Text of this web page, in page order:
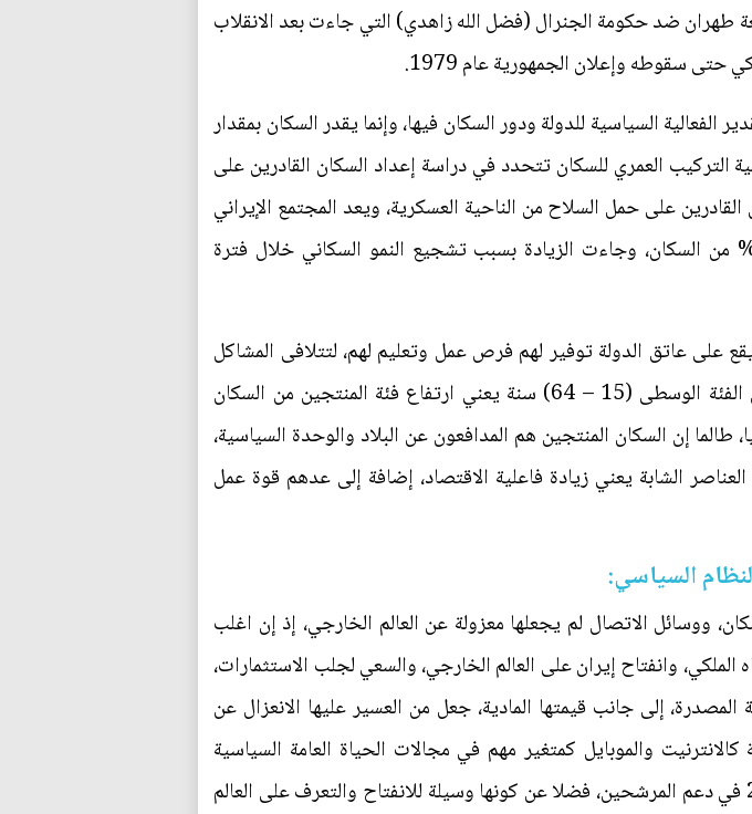
1953، عندما تظاهر طلاب جامعة طهران ضد حكومة الجنرال (فضل الله زاهدي) التي جاءت بعد الانقلاب
سقوطه وإعلان الجمهورية عام 1979.
السياسية للدولة ودور السكان فيها، وإنما يقدر السكان بمقدار
التركيب العمري للسكان تتحدد في دراسة إعداد السكان القادرين على
على حمل السلاح من الناحية العسكرية، ويعد المجتمع الإيراني
فتيا، وان نسبة الذين تقل أعمارهم عن 30 عاما حوالي 63% من السكان، وجاءت الزيادة بسبب تشجيع النمو السكاني خلال فترة
على عاتق الدولة توفير لهم فرص عمل وتعليم لهم، لتتلافى المشاكل
التي قد تحصل من هذه الزيادة، وبالتأكيد إن ارتفاع نسبة المواطنين الفئة الوسطى (15 – 64) سنة يعني ارتفاع فئة المنتجين من السكان
إن السكان المنتجين هم المدافعون عن البلاد والوحدة السياسية،
الشابة يعني زيادة فاعلية الاقتصاد، إضافة إلى عدهم قوة عمل
السياسي:
ووسائل الاتصال لم يجعلها معزولة عن العالم الخارجي، إذ إن اغلب
وانفتاح إيران على العالم الخارجي، والسعي لجلب الاستثمارات،
المصدرة، إلى جانب قيمتها المادية، جعل من العسير عليها الانعزال عن
والموبايل كمتغير مهم في مجالات الحياة العامة السياسية
والاجتماعية، فقد لوحظ استخدامها في الانتخابات الرئاسية عام 2009 في دعم المرشحين، فضلا عن كونها وسيلة للانفتاح والتعرف على العالم